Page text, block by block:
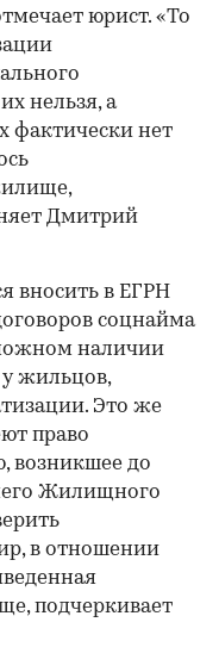
юрист. «То
нельзя, а
фактически нет
Дмитрий
вносить в ЕГРН
соцнайма
наличии
у жильцов,
Это же
право
возникшее до
Жилищного
в отношении
подчеркивает